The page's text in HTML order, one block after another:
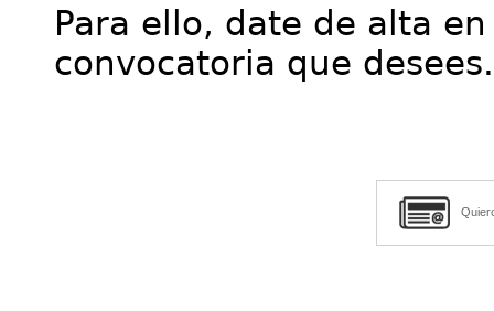
Para ello, date de alta
convocatoria que desees.